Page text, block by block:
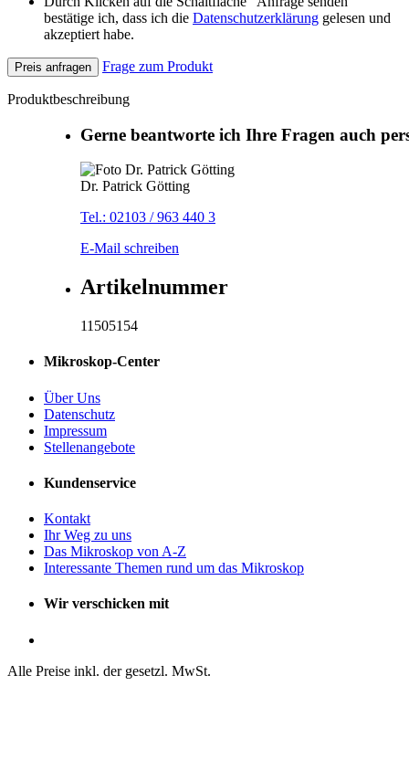
bestätige ich, dass ich die Datenschutzerklärung gelesen und
akzeptiert habe.
Preis anfragen Frage zum Produkt
Produktbeschreibung
Gerne beantworte ich Ihre Fragen auch
Dr. Patrick Götting
Tel.: 02103 / 963 440 3
E-Mail schreiben
Artikelnummer
11505154
Mikroskop-Center
Über Uns
Datenschutz
Impressum
Stellenangebote
Kundenservice
Kontakt
Ihr Weg zu uns
Das Mikroskop von A-Z
Interessante Themen rund um das Mikroskop
Wir verschicken mit
Alle Preise inkl. der gesetzl. MwSt.